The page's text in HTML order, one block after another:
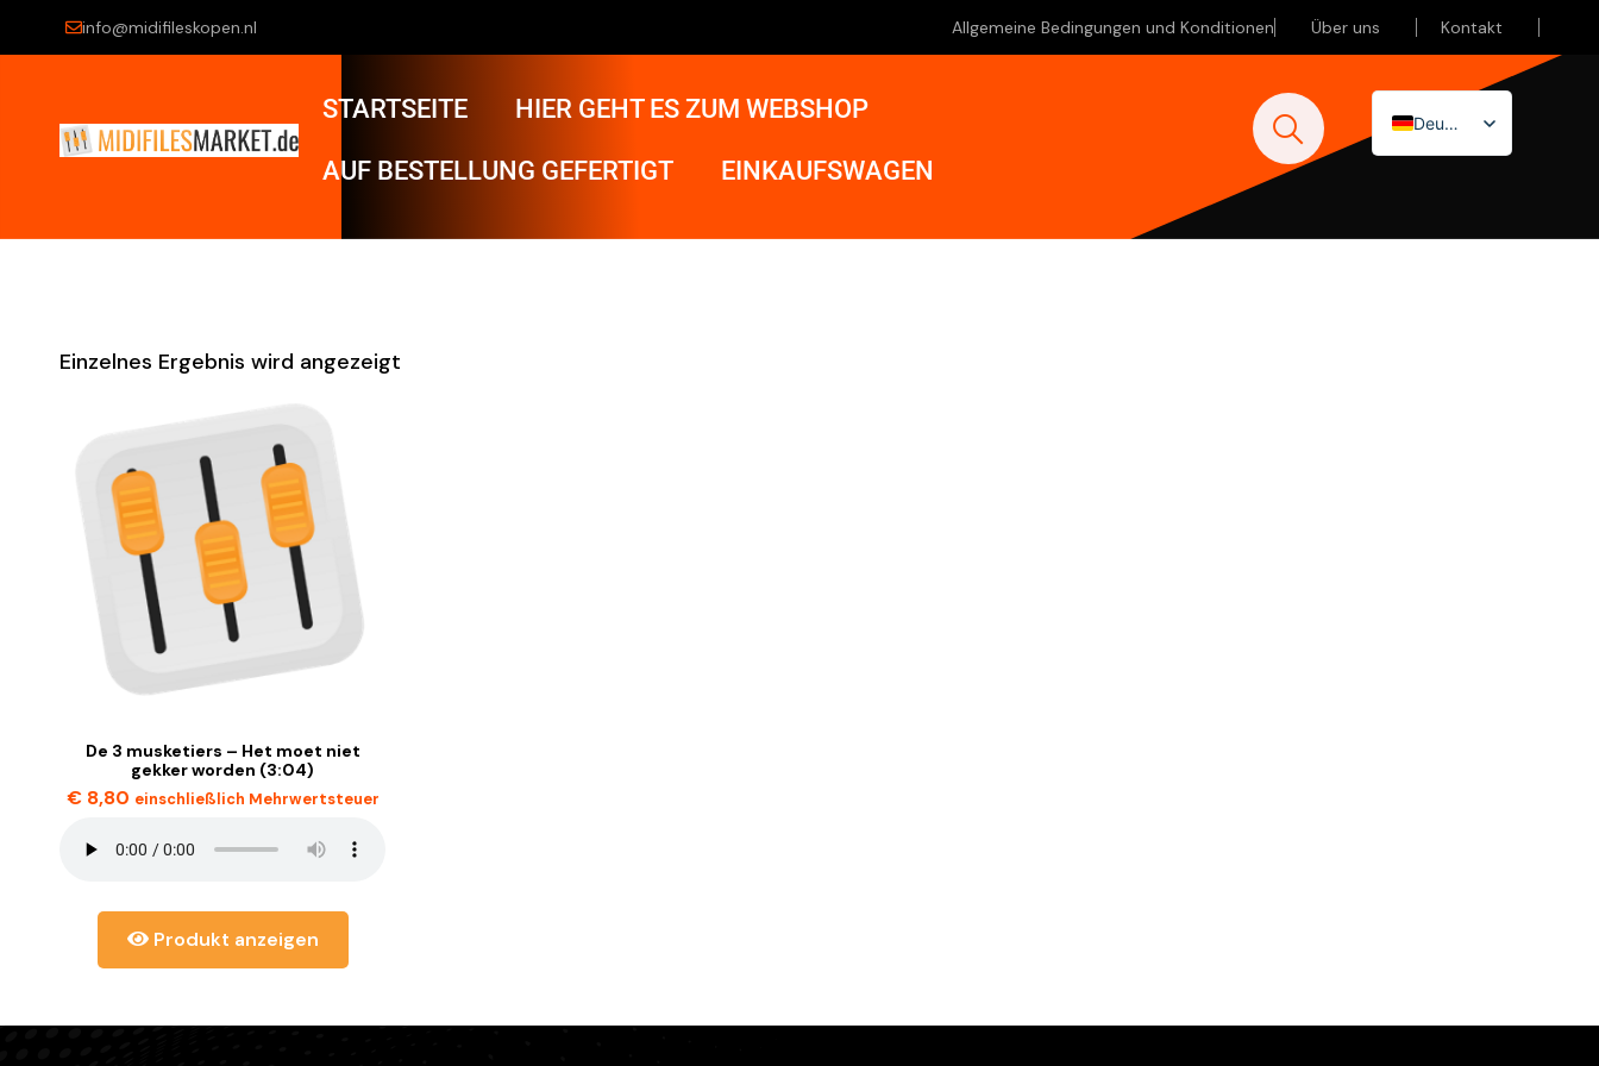
info@midifileskopen.nl Allgemeine Bedingungen und Konditionen Über uns Kontakt
STARTSEITE HIER GEHT ES ZUM WEBSHOP
AUF BESTELLUNG GEFERTIGT EINKAUFSWAGEN
Deutsch
Nederlands
Einzelnes Ergebnis wird angezeigt
De 3 musketiers – Het moet niet
gekker worden (3:04)
€8,80 einschließlich Mehrwertsteuer
Produkt anzeigen